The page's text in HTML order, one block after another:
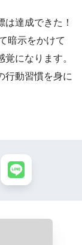
達成できた！
暗示をかけて
になります。
行動習慣を身に